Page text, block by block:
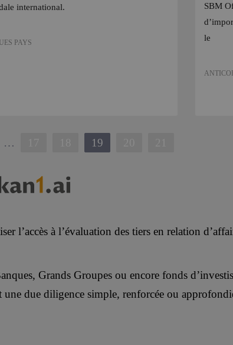
international.
PAYS
SBM
le
… 19
l’accès à l’évaluation des tiers en relation
Grands Groupes ou encore fonds
due diligence simple, renforcée ou